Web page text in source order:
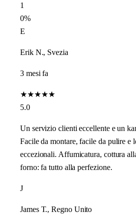
1
0%
E
Erik N., Svezia
3 mesi fa
★★★★★
5.0
Un servizio clienti eccellente e un
Facile da montare, facile da pulire e
eccezionali. Affumicatura, cottura
forno: fa tutto alla perfezione.
J
James T., Regno Unito